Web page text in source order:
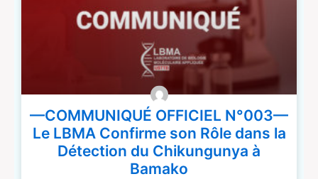
—COMMUNIQUÉ OFFICIEL N°003—
Le LBMA Confirme son Rôle dans la
Détection du Chikungunya à
Bamako